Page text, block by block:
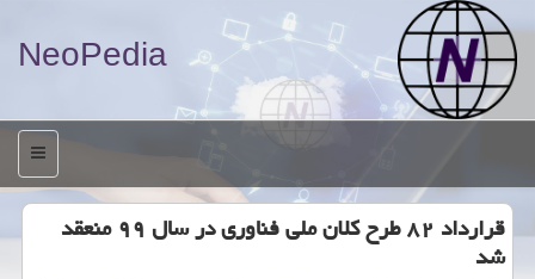
NeoPedia
منو
قرارداد ۸۲ طرح كلان ملی فناوری در سال ۹۹ منعقد
شد